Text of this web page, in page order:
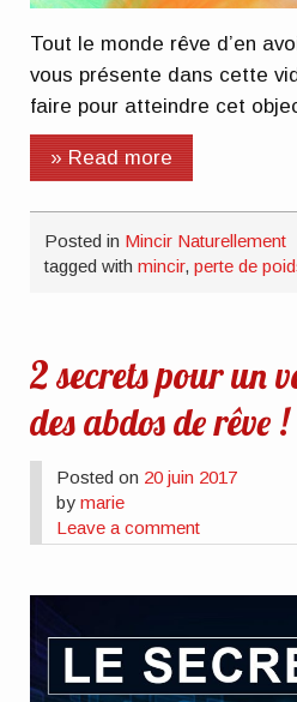
Tout le monde rêve d’en
vous présente dans cette
faire pour atteindre cet
» Read more
Posted in Mincir Naturellement
tagged withmincir,perte de
2 secrets pour un
des abdos de rêve !
Posted on 20 juin 2017
bymarie
Leave a comment